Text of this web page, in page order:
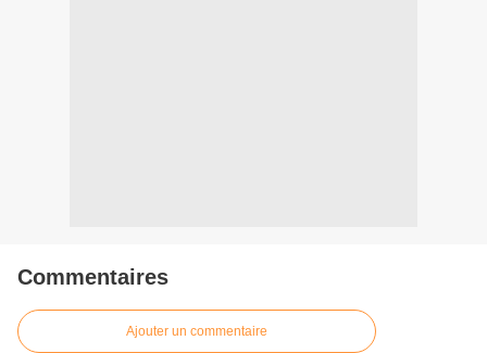
Commentaires
Ajouter un commentaire